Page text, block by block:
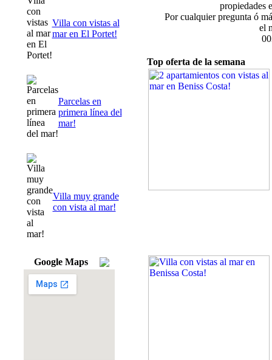
Villa con vistas al
mar en El Portet!
Parcelas en
primera línea del
mar!
Villa muy grande
con vista al mar!
Google Maps
propiedades
Por cualquier pregunta ó
el
Top oferta de la semana